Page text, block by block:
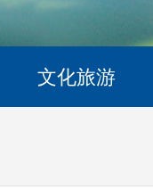
文化旅游